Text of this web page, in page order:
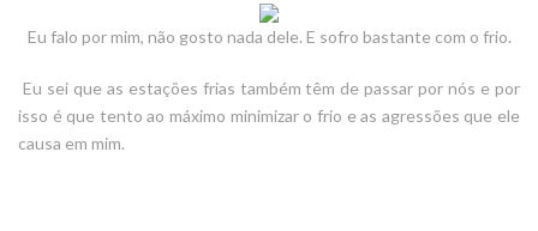
Eu falo por mim, não gosto nada dele. E sofro bastante com o frio.
Eu sei que as estações frias também têm de passar por nós e por
isso é que tento ao máximo minimizar o frio e as agressões que ele
causa em mim.